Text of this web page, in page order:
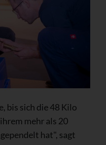
bis sich die 48 Kilo
mehr als 20
hat", sagt